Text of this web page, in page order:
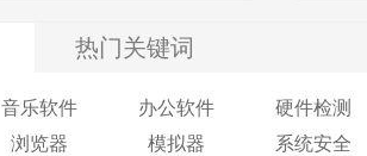
热门关键词
音乐软件 办公软件
硬件检测
浏览器 模拟器
系统安全